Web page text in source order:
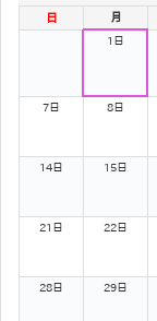
日 月
1日
7日 8日
14日 15日
21日 22日
28日 29日